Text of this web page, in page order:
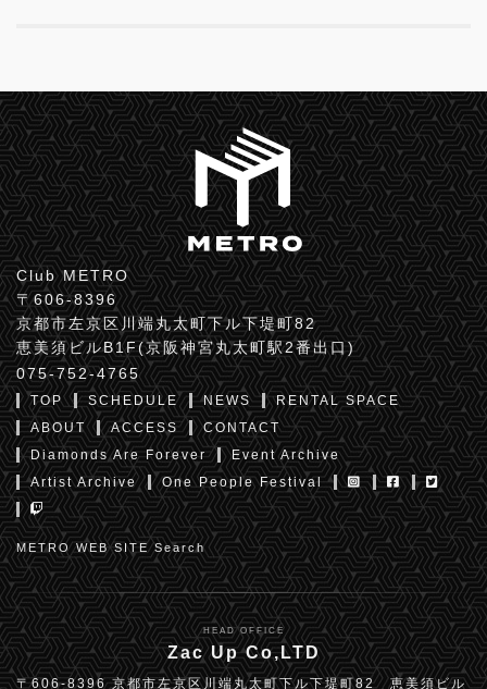
Club METRO
〒606-8396
京都市左京区川端丸太町下ル下堤町82
恵美須ビルB1F(京阪神宮丸太町駅2番出口)
075-752-4765
TOP SCHEDULE NEWS
RENTAL SPACE
ABOUT
ACCESS
CONTACT
Diamonds Are Forever
Event Archive
Artist Archive
One People Festival
METRO WEB SITE Search
HEAD OFFICE
Zac Up Co,LTD
〒606-8396 京都市左京区川端丸太町下ル下堤町82 恵美須ビル